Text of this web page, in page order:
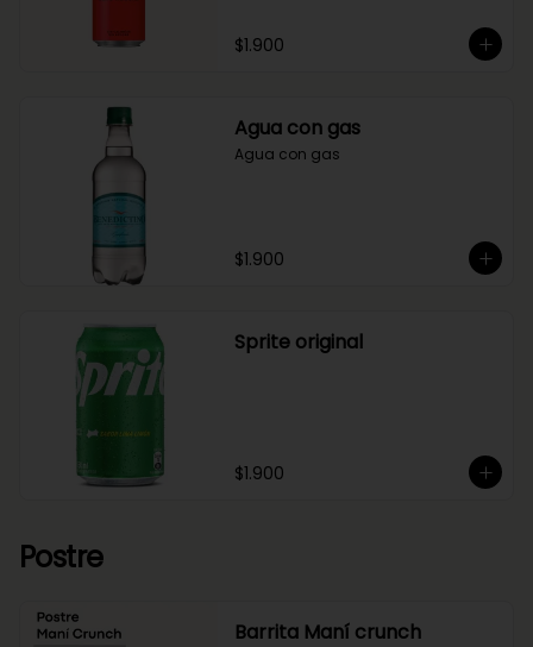
$1.900
Agua con gas
Agua con gas
$1.900
Sprite original
$1.900
Postre
Barrita Maní crunch